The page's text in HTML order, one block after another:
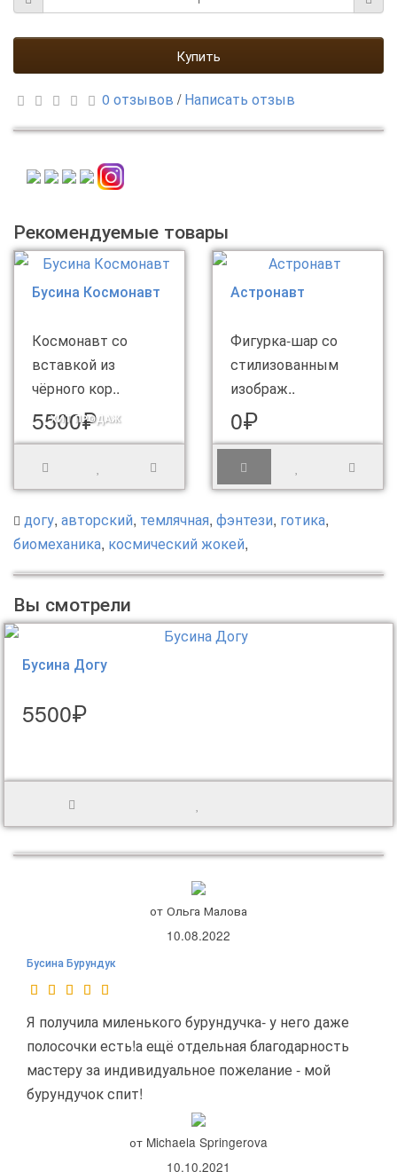
Купить
0 отзывов /Написать отзыв
Рекомендуемые товары
Бусина Космонавт
Космонавт со
вставкой из
чёрного кор..
ХИТ ПРОДАЖ
5500₽
Астронавт
Фигурка-шар со
стилизованным
изображ..
0₽
догу, авторский, темлячная, фэнтези, готика,
биомеханика, космический жокей,
Вы смотрели
Бусина Догу
5500₽
от Ольга Малова
10.08.2022
Бусина Бурундук
Я получила миленького бурундучка- у него даже
полосочки есть!а ещё отдельная благодарность
мастеру за индивидуальное пожелание - мой
бурундучок спит!
от Michaela Springerova
10.10.2021